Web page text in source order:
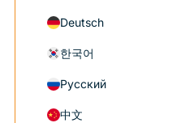
Deutsch
한국어
Русский
中文